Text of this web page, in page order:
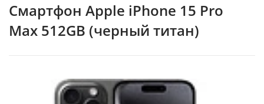
Смартфон Apple iPhone 15 Pro
Max 512GB (черный титан)